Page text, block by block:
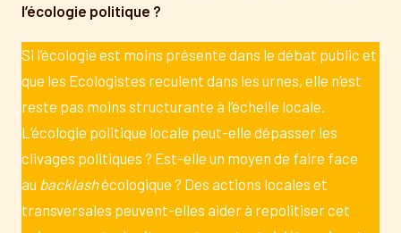
l’écologie politique ?
Si l’écologie est moins présente dans le débat public et
que les Ecologistes reculent dans les urnes, elle n’est
reste pas moins structurante à l’échelle locale.
L’écologie politique locale peut-elle dépasser les
clivages politiques ? Est-elle un moyen de faire face
au backlashécologique ? Des actions locales et
transversales peuvent-elles aider à repolitiser cet